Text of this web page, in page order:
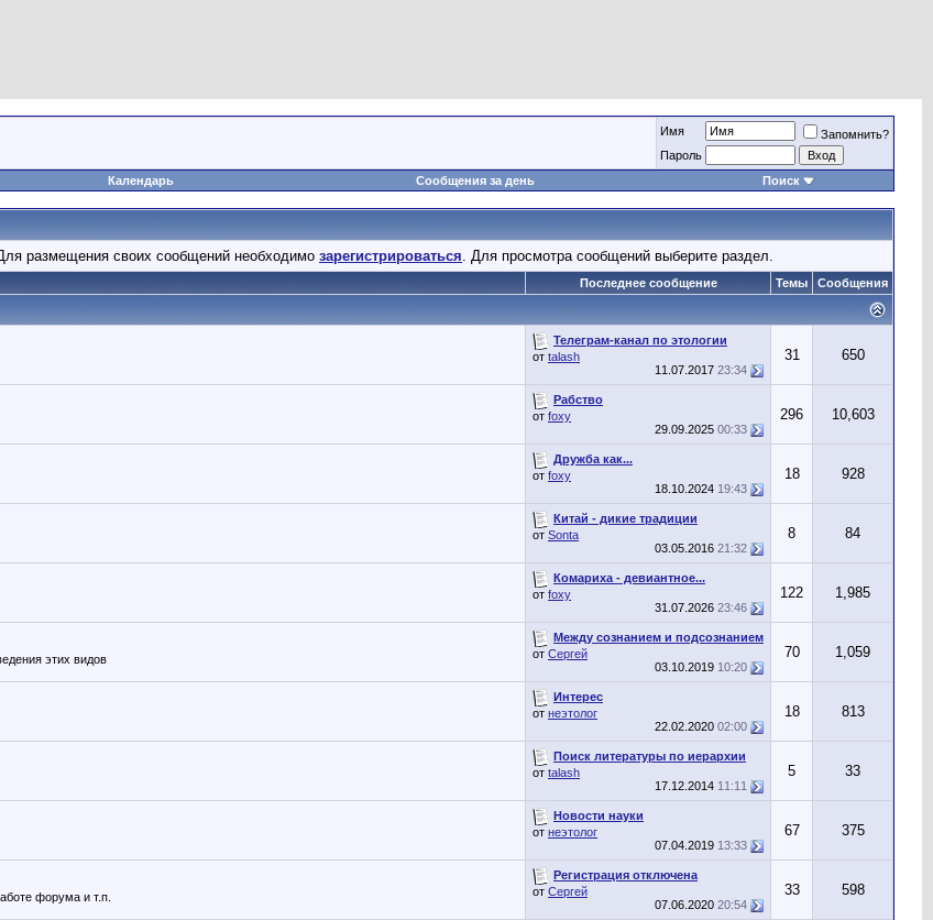
Имя
Запомнить?
Пароль
Календарь Сообщения за день Поиск
размещения своих сообщений необходимо зарегистрироваться. Для просмотра сообщений выберите раздел.
Последнее сообщение Темы Сообщения
Телеграм-канал по этологии
от talash
11.07.2017 23:34
31 650
Рабство
от foxy
29.09.2025 00:33
296 10,603
Дружба как...
от foxy
18.10.2024 19:43
18 928
Китай - дикие традиции
от Sonta
03.05.2016 21:32
8 84
Комариха - девиантное...
от foxy
31.07.2026 23:46
122 1,985
этих видов
Между сознанием и подсознанием
от Сергей
03.10.2019 10:20
70 1,059
Интерес
от неэтолог
22.02.2020 02:00
18 813
Поиск литературы по иерархии
от talash
17.12.2014 11:11
5 33
Новости науки
от неэтолог
07.04.2019 13:33
67 375
форума и т.п.
Регистрация отключена
от Сергей
07.06.2020 20:54
33 598